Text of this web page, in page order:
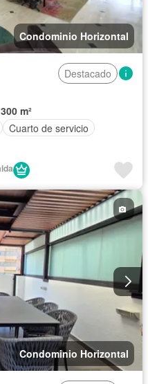
Condominio Horizontal
Destacado
300 m²
Cuarto de servicio
Condominio Horizontal